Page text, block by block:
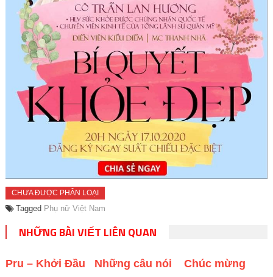
CHƯA ĐƯỢC PHÂN LOẠI
Tagged Phụ nữ Việt Nam
NHỮNG BÀI VIẾT LIÊN QUAN
Pru – Khởi Đầu
Những câu nói
Chúc mừng